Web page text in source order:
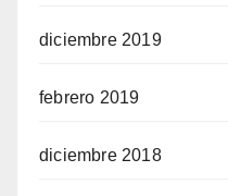
diciembre 2019
febrero 2019
diciembre 2018